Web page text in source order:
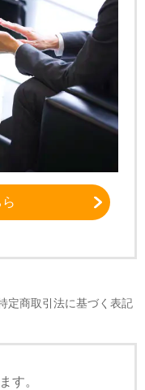
定商取引法に基づく表記
す。